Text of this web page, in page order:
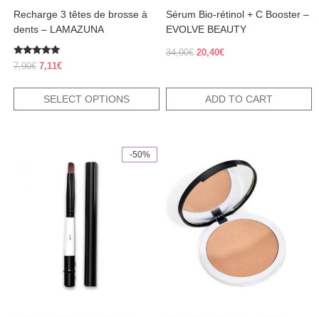
Recharge 3 têtes de brosse à
dents – LAMAZUNA
Rated
5.00
7,90€ Original
7,90€.
7,11€Current
7,11€.
SELECT OPTIONS
page
Sérum Bio-rétinol + C Booster –
EVOLVE BEAUTY
34,00€ Original
20,40€Current
ADD TO CART
-50%
multiple
variants.